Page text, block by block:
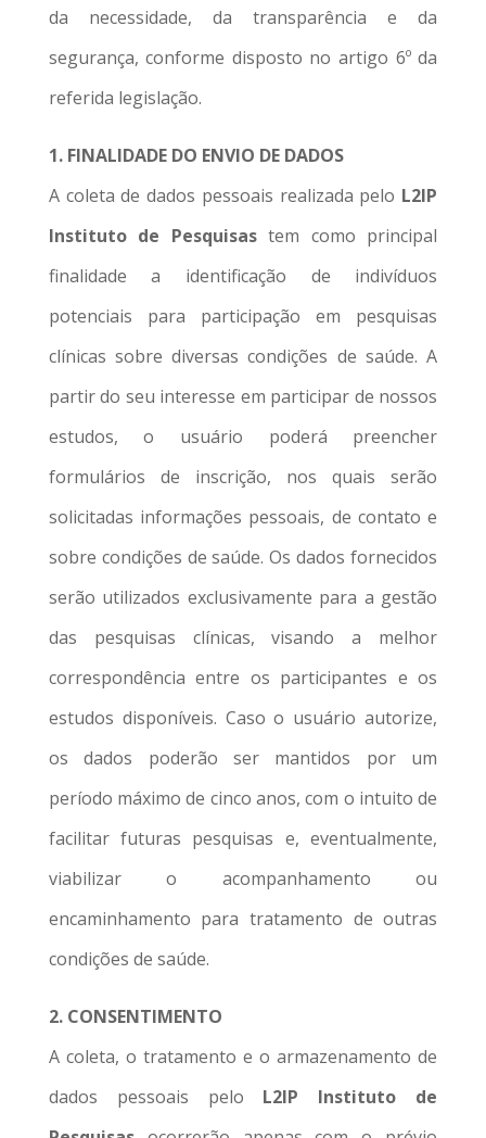
da necessidade, da transparência e da
segurança, conforme disposto no artigo 6º da
referida legislação.
1. FINALIDADE DO ENVIO DE DADOS
A coleta de dados pessoais realizada pelo L2IP
Instituto de Pesquisastem como principal
finalidade a identificação de indivíduos
potenciais para participação em pesquisas
clínicas sobre diversas condições de saúde. A
partir do seu interesse em participar de nossos
estudos, o usuário poderá preencher
formulários de inscrição, nos quais serão
solicitadas informações pessoais, de contato e
sobre condições de saúde. Os dados fornecidos
serão utilizados exclusivamente para a gestão
das pesquisas clínicas, visando a melhor
correspondência entre os participantes e os
estudos disponíveis. Caso o usuário autorize,
os dados poderão ser mantidos por um
período máximo de cinco anos, com o intuito de
facilitar futuras pesquisas e, eventualmente,
viabilizar o acompanhamento ou
encaminhamento para tratamento de outras
condições de saúde.
2. CONSENTIMENTO
A coleta, o tratamento e o armazenamento de
dados pessoais pelo L2IP Instituto de